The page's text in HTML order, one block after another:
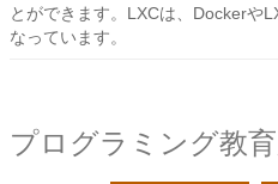
とができます。LXCは、Dockerや
なっています。